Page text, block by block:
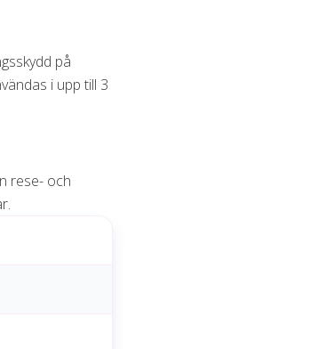
på
i upp till 3
rese- och